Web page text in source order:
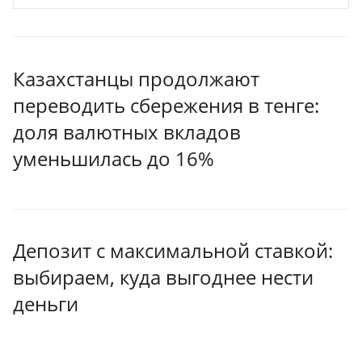
Казахстанцы продолжают
переводить сбережения в тенге:
доля валютных вкладов
уменьшилась до 16%
Депозит с максимальной ставкой:
выбираем, куда выгоднее нести
деньги